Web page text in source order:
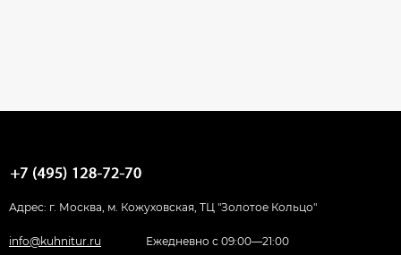
Адрес: г. Москва, м. Кожуховская, ТЦ "Золотое Кольцо"
info@kuhnitur.ru Ежедневно с 09:00—21:00